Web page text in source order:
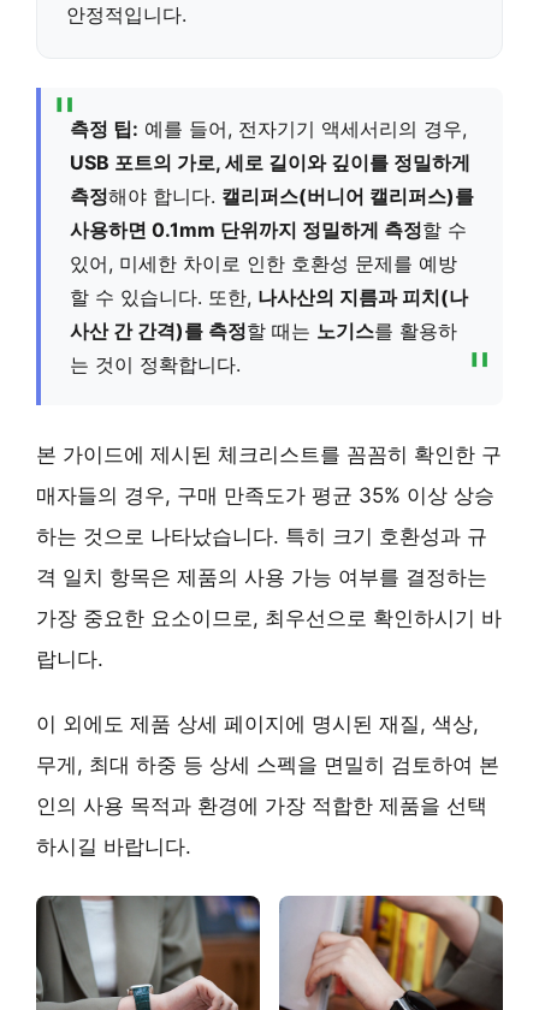
안정적입니다.
측정 팁: 예를 들어, 전자기기 액세서리의 경우,
USB 포트의 가로, 세로 길이와 깊이를 정밀하게
측정해야 합니다. 캘리퍼스(버니어 캘리퍼스)를
사용하면 0.1mm 단위까지 정밀하게 측정할 수
있어, 미세한 차이로 인한 호환성 문제를 예방
할 수 있습니다. 또한, 나사산의 지름과 피치(나
사산 간 간격)를 측정할 때는 노기스를 활용하
는 것이 정확합니다.
본 가이드에 제시된 체크리스트를 꼼꼼히 확인한 구
매자들의 경우, 구매 만족도가 평균 35% 이상 상승
하는 것으로 나타났습니다. 특히 크기 호환성과 규
격 일치 항목은 제품의 사용 가능 여부를 결정하는
가장 중요한 요소이므로, 최우선으로 확인하시기 바
랍니다.
이 외에도 제품 상세 페이지에 명시된 재질, 색상,
무게, 최대 하중 등 상세 스펙을 면밀히 검토하여 본
인의 사용 목적과 환경에 가장 적합한 제품을 선택
하시길 바랍니다.